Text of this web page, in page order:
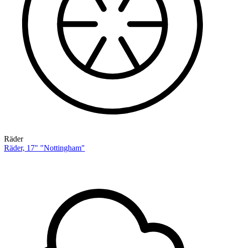
Räder
Räder, 17" "Nottingham"